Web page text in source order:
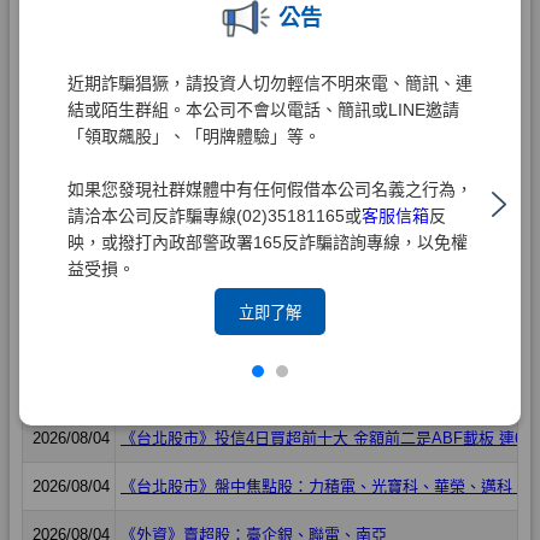
公告
近期詐騙猖獗，請投資人切勿輕信不明來電、簡訊、連
結或陌生群組。本公司不會以電話、簡訊或LINE邀請
「領取飆股」、「明牌體驗」等。
如果您發現社群媒體中有任何假借本公司名義之行為，
請洽本公司反詐騙專線(02)35181165或客服信箱反
映，或撥打內政部警政署165反詐騙諮詢專線，以免權
益受損。
立即了解